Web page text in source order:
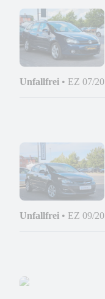
Unfallfrei • EZ 07/
Unfallfrei • EZ 09/